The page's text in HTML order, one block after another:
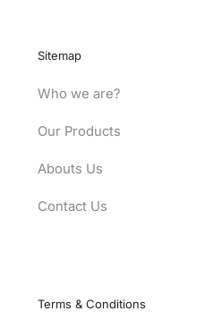
Sitemap
Who we are?
Our Products
Abouts Us
Contact Us
Terms & Conditions